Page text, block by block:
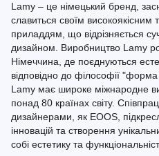
Lamy – це німецький бренд,
славиться своїм
приладдям, що відрізняється
дизайном. Виробництво Lamy
Німеччина, де поєднуються
відповідно до філософії
Lamy має широке міжнародне
понад 80 країнах світу.
дизайнерами, як EOOS,
інновацій та створення
собі естетику та